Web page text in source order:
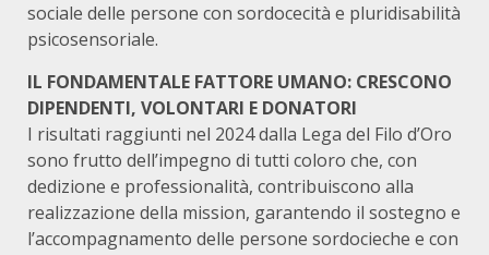
sociale delle persone con sordocecità e pluridisabilità
psicosensoriale.
IL FONDAMENTALE FATTORE UMANO: CRESCONO
DIPENDENTI, VOLONTARI E DONATORI
I risultati raggiunti nel 2024 dalla Lega del Filo d’Oro
sono frutto dell’impegno di tutti coloro che, con
dedizione e professionalità, contribuiscono alla
realizzazione della mission, garantendo il sostegno e
l’accompagnamento delle persone sordocieche e con